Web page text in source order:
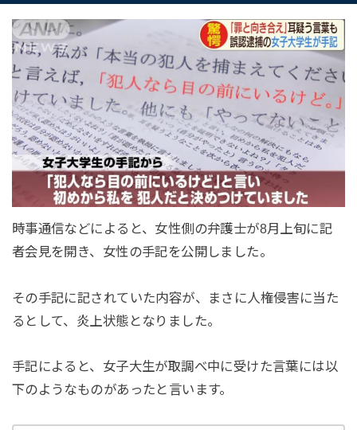
時事通信などによると、女性側の弁護士が8月上旬に記
者会見を開き、女性の手記を公開しました。
その手記に記されていた内容が、まさに人権侵害に当た
るとして、炎上状態となりました。
手記によると、女子大生が取調べ中に受けた言葉には以
下のようなものがあったと言います。